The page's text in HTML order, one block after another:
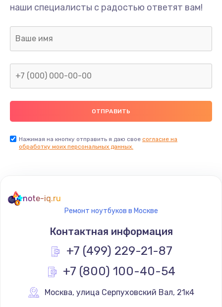
наши специалисты с радостью ответят вам!
Нажимая на кнопку отправить я даю свое согласие на
обработку моих персональных данных.
note-iq.ru
Ремонт ноутбуков в Москве
Контактная информация
+7 (499) 229-21-87
+7 (800) 100-40-54
Москва, улица Серпуховский Вал, 21к4